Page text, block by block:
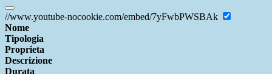
//www.youtube-nocookie.com/embed/7yFwbPWSBAk
Nome
Tipologia
Proprieta
Descrizione
Durata